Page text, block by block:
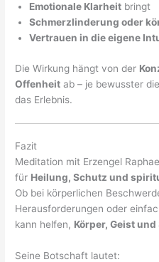
Emotionale Klarheit bringt
Schmerzlinderung oder
Vertrauen in die eigene
Die Wirkung hängt von der
Offenheit ab – je bewusster
das Erlebnis.
Fazit
Meditation mit Erzengel
für Heilung, Schutz und
Ob bei körperlichen
Herausforderungen oder
kann helfen, Körper, Geist
Seine Botschaft lautet: